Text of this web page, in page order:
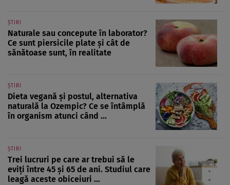
ȘTIRI
Naturale sau concepute în laborator?
Ce sunt piersicile plate și cât de
sănătoase sunt, în realitate
ȘTIRI
Dieta vegană și postul, alternativa
naturală la Ozempic? Ce se întâmplă
în organism atunci când ...
ȘTIRI
Trei lucruri pe care ar trebui să le
eviți între 45 și 65 de ani. Studiul care
leagă aceste obiceiuri ...